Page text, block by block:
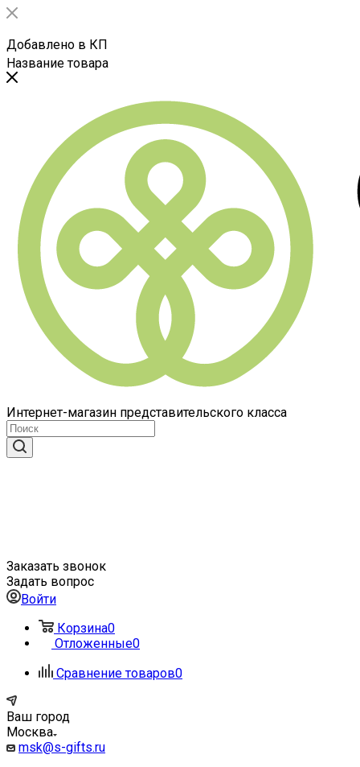
Добавлено в КП
Название товара
Интернет-магазин представительского класса
Заказать звонок
Задать вопрос
Войти
Корзина0
Отложенные0
Сравнение товаров0
Ваш город
Москва
msk@s-gifts.ru